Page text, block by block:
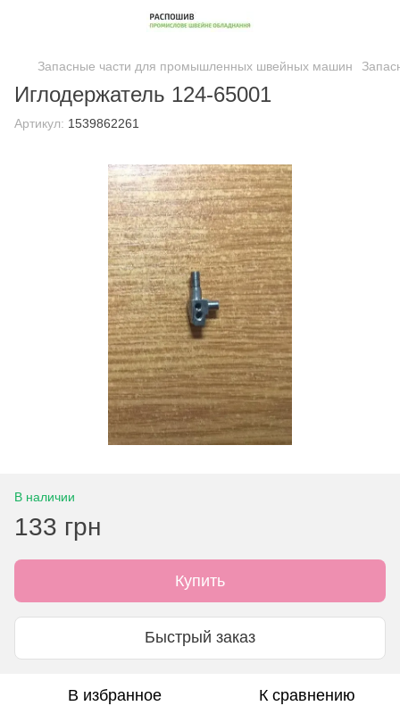
Запасные части для промышленных швейных машин
Иглодержатель 124-65001
Артикул: 1539862261
В наличии
133 грн
Купить
Быстрый заказ
В избранное К сравнению